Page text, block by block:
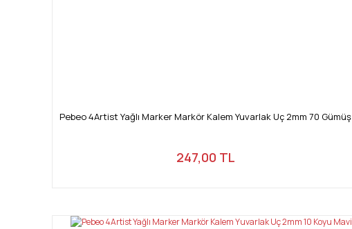
Pebeo 4Artist Yağlı Marker Markör Kalem Yuvarlak Uç 2mm 70 Gümüş
247,00 TL